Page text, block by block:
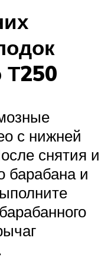
с нижней
снятия и
барабана и